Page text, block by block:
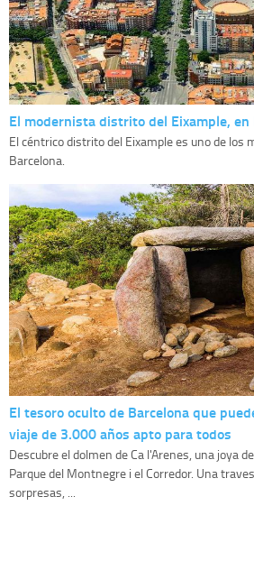
El modernista distrito del Eixample, en
El céntrico distrito del Eixample es uno de los
Barcelona.
El tesoro oculto de Barcelona que
viaje de 3.000 años apto para todos
Descubre el dolmen de Ca l'Arenes, una joya
Parque del Montnegre i el Corredor. Una
sorpresas, ...